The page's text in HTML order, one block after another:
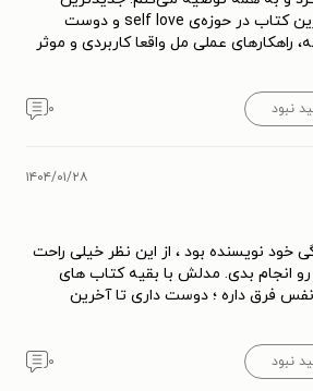
کتاب Mel هست و بهترین کتاب در حوزه‌ی self love و دوست
عملی مل واقعا کاربردی و موثر
نبود ۰
۱۴۰۴/۰۱/۲۸
خود نویسنده بود ، از این نظر خیلی راحت
انجام بدی. مدلش با بقیه کتاب های
فرق داره ؛ دوست داری تا آخرین
نبود ۰